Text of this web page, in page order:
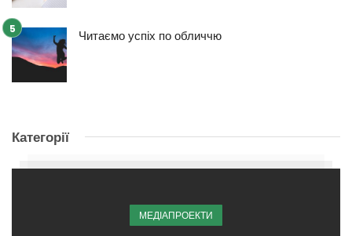
Читаємо успіх по обличчю
Категорії
МЕДІАПРОЕКТИ